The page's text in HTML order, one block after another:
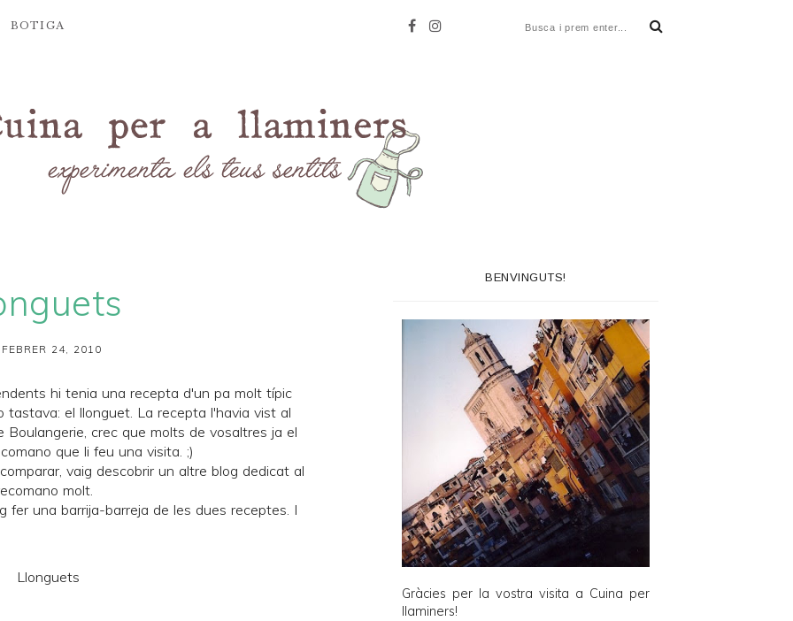
BOTIGA
FEBRER 24, 2010
hi tenia una recepta d'un pa molt típic
tastava: el llonguet. La recepta l'havia vist al
Boulangerie, crec que molts de vosaltres ja el
que li feu una visita. ;)
vaig descobrir un altre blog dedicat al
molt.
fer una barrija-barreja de les dues receptes. I
BENVINGUTS!
Gràcies per la vostra visita a Cuina per
llaminers!